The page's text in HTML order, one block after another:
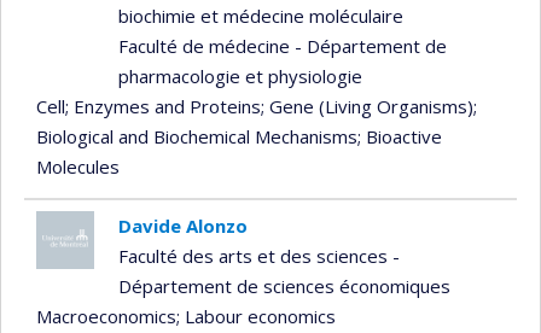
biochimie et médecine moléculaire
Faculté de médecine - Département de
pharmacologie et physiologie
Cell; Enzymes and Proteins; Gene (Living Organisms);
Biological and Biochemical Mechanisms; Bioactive
Molecules
Davide Alonzo
Faculté des arts et des sciences -
Département de sciences économiques
Macroeconomics; Labour economics